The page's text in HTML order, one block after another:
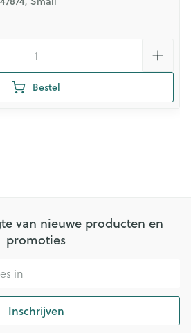
Bestel
van nieuwe producten en
promoties
Inschrijven